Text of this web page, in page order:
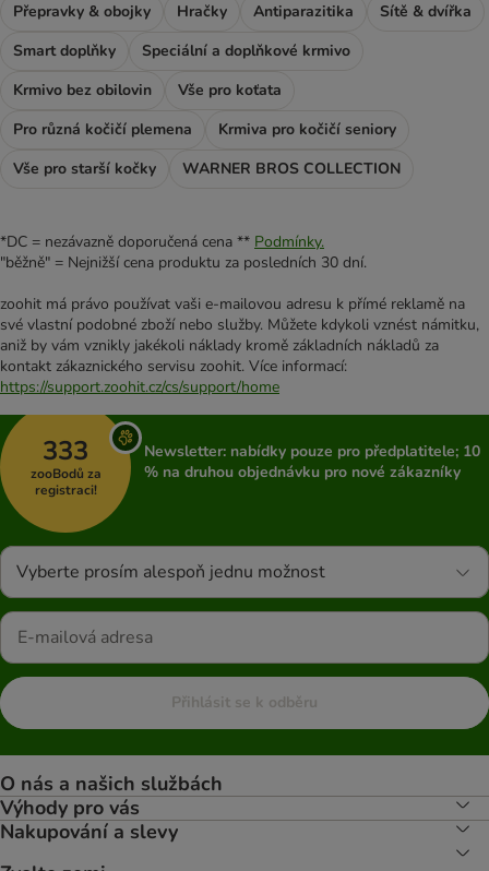
Přepravky & obojky
Hračky Antiparazitika
Sítě & dvířka
Smart doplňky
Speciální a doplňkové krmivo
Krmivo bez obilovin
Vše pro koťata
Pro různá kočičí plemena
Krmiva pro kočičí seniory
Vše pro starší kočky
WARNER BROS COLLECTION
*DC = nezávazně doporučená cena ** Podmínky.
"běžně" = Nejnižší cena produktu za posledních 30 dní.
zoohit má právo používat vaši e-mailovou adresu k přímé reklamě na
své vlastní podobné zboží nebo služby. Můžete kdykoli vznést námitku,
aniž by vám vznikly jakékoli náklady kromě základních nákladů za
kontakt zákaznického servisu zoohit. Více informací:
https://support.zoohit.cz/cs/support/home
333
zooBodů za
registraci!
Newsletter: nabídky pouze pro předplatitele; 10
% na druhou objednávku pro nové zákazníky
Vyberte prosím alespoň jednu možnost
Přihlásit se k odběru
O nás a našich službách
Výhody pro vás
Nakupování a slevy